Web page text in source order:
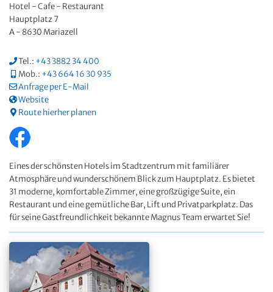
Hotel - Cafe - Restaurant
Hauptplatz 7
A - 8630 Mariazell
Tel.: +43 3882 34 400
Mob.: +43 664 16 30 935
Anfrage per E-Mail
Website
Route hierher planen
Eines der schönsten Hotels im Stadtzentrum mit familiärer
Atmosphäre und wunderschönem Blick zum Hauptplatz. Es bietet
31 moderne, komfortable Zimmer, eine großzügige Suite, ein
Restaurant und eine gemütliche Bar, Lift und Privatparkplatz. Das
für seine Gastfreundlichkeit bekannte Magnus Team erwartet Sie!